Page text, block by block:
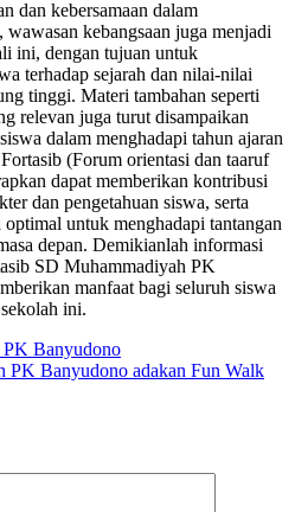
dan kebersamaan dalam
kebangsaan juga menjadi
ini, dengan tujuan untuk
terhadap sejarah dan nilai-nilai
tinggi. Materi tambahan seperti
relevan juga turut disampaikan
dalam menghadapi tahun ajaran
(Forum orientasi dan taaruf
dapat memberikan kontribusi
dan pengetahuan siswa, serta
optimal untuk menghadapi tantangan
depan. Demikianlah informasi
SD Muhammadiyah PK
manfaat bagi seluruh siswa
ini.
PK Banyudono
Banyudono adakan Fun Walk